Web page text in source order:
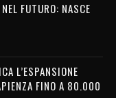
FUTURO: NASCE
L’ESPANSIONE
FINO A 80.000